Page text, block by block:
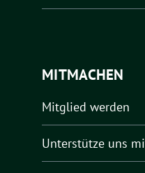
MITMACHEN
Mitglied werden
Unterstütze uns